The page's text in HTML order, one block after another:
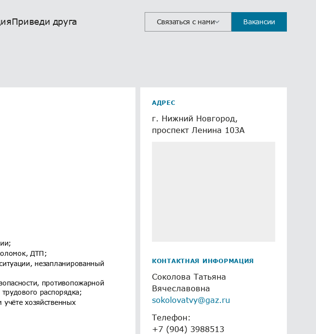
Приведи друга Связаться с нами Вакансии
ДТП;
незапланированный
противопожарной
распорядка;
хозяйственных
АДРЕС
г. Нижний Новгород,
проспект Ленина 103А
КОНТАКТНАЯ ИНФОРМАЦИЯ
Соколова Татьяна
Вячеславовна
sokolovatvy@gaz.ru
Телефон:
+7 (904) 3988513